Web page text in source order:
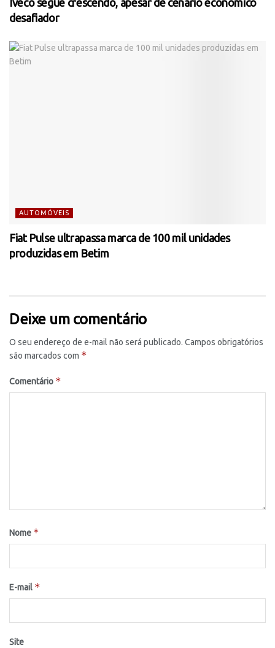
Iveco segue crescendo, apesar de cenário econômico
desafiador
AUTOMÓVEIS
Fiat Pulse ultrapassa marca de 100 mil unidades
produzidas em Betim
Deixe um comentário
O seu endereço de e-mail não será publicado. Campos obrigatórios
são marcados com *
Comentário *
Nome *
E-mail *
Site